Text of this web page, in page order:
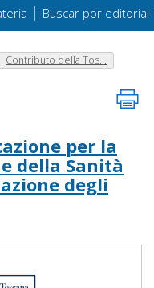
| Buscar por editorial
Contributo della Tos...
per la
della Sanità
degli